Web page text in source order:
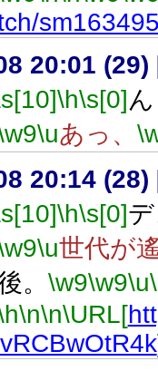
20:01 (29)
\h\s[0]
\uあっ、
20:14 (28)
\h\s[0]
\u世代が
。 \w9\w9\u
\n\n\URL[